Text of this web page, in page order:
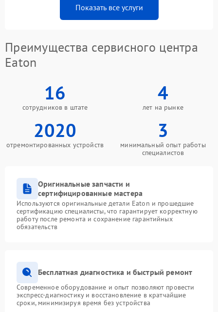
Показать все услуги
Преимущества сервисного центра
Eaton
16
сотрудников в штате
4
лет на рынке
2020
отремонтированных устройств
3
минимальный опыт работы
специалистов
Оригинальные запчасти и
сертифицированные мастера
Используются оригинальные детали Eaton и прошедшие
сертификацию специалисты, что гарантирует корректную
работу после ремонта и сохранение гарантийных
обязательств
Бесплатная диагностика и быстрый ремонт
Современное оборудование и опыт позволяют провести
экспресс-диагностику и восстановление в кратчайшие
сроки, минимизируя время без устройства